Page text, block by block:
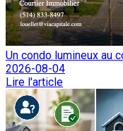
Un condo lumineux au
2026-08-04
Lire l'article